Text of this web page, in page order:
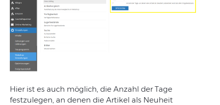
Hier ist es auch möglich, die Anzahl der Tage
festzulegen, an denen die Artikel als Neuheit